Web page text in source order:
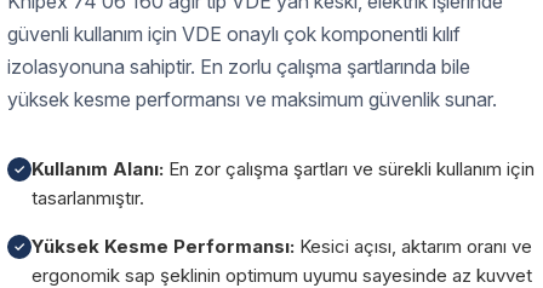
güvenli kullanım için VDE onaylı çok komponentli kılıf
izolasyonuna sahiptir. En zorlu çalışma şartlarında bile
yüksek kesme performansı ve maksimum güvenlik sunar.
✓ Kullanım Alanı: En zor çalışma şartları ve sürekli kullanım için
tasarlanmıştır.
✓ Yüksek Kesme Performansı: Kesici açısı, aktarım oranı ve
ergonomik sap şeklinin optimum uyumu sayesinde az kuvvet